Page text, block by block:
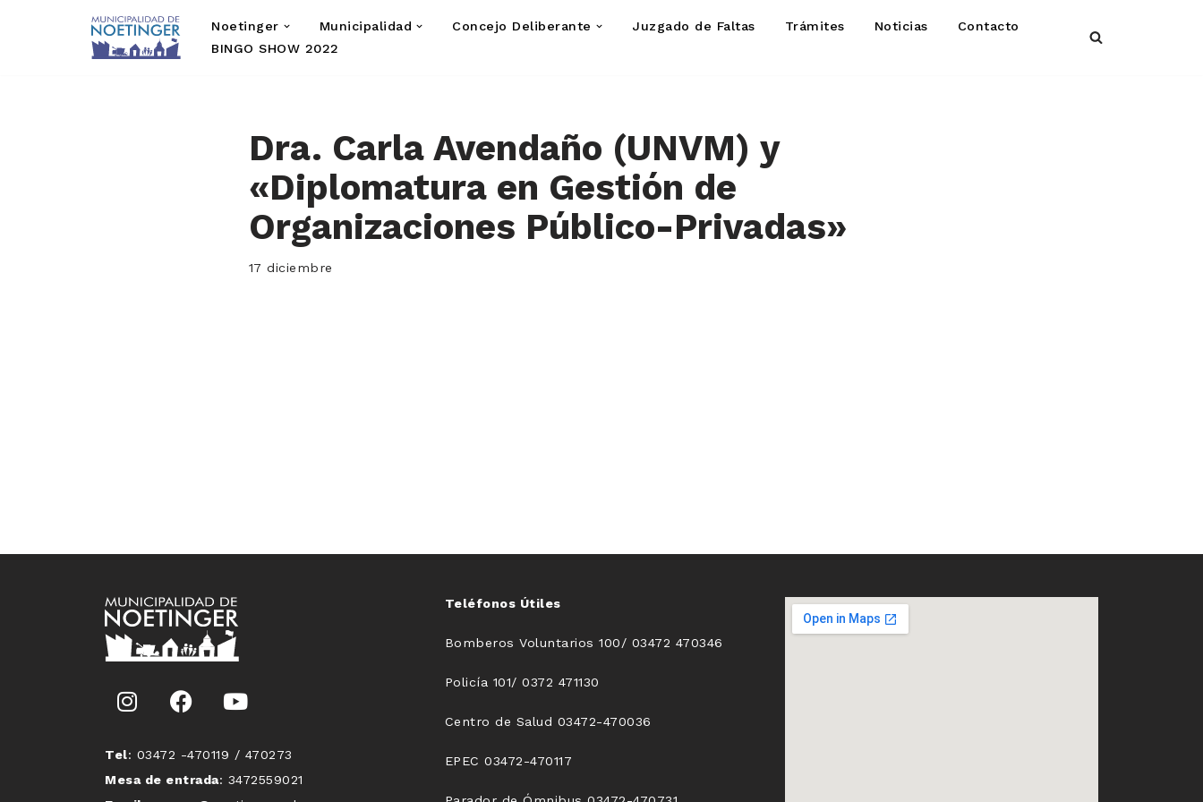
Noetinger Municipalidad Concejo Deliberante Juzgado de Faltas Trámites Noticias
Contacto
BINGO SHOW 2022
Dra. Carla Avendaño (UNVM) y
«Diplomatura en Gestión de
Organizaciones Público-Privadas»
17 diciembre
Tel: 03472 -470119 / 470273
Mesa de entrada: 3472559021
Teléfonos Útiles
Bomberos Voluntarios 100/ 03472 470346
Policía 101/ 0372 471130
Centro de Salud 03472-470036
EPEC 03472-470117